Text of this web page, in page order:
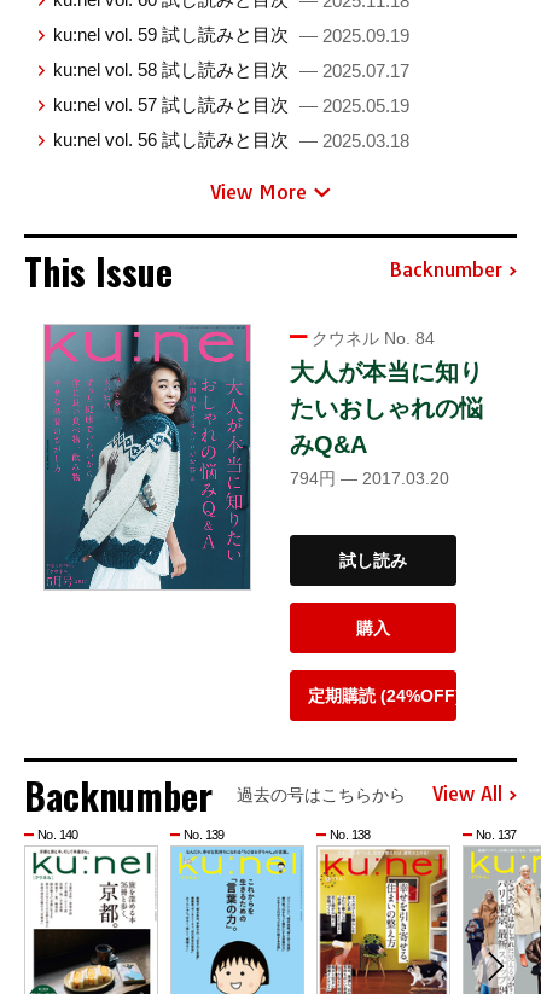
ku:nel vol. 59 試し読みと目次 — 2025.09.19
ku:nel vol. 58 試し読みと目次 — 2025.07.17
ku:nel vol. 57 試し読みと目次 — 2025.05.19
ku:nel vol. 56 試し読みと目次 — 2025.03.18
View More
This Issue Backnumber
クウネル No. 84
大人が本当に知り
たいおしゃれの悩
みQ&A
794円 — 2017.03.20
試し読み
購入
定期購読 (24%OFF)
Backnumber 過去の号はこちらから View All
No. 140 No. 139 No. 138 No. 137